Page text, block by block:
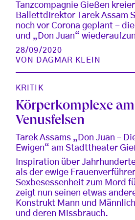
Tanzcompagnie Gießen
Ballettdirektor Tarek Assam
noch vor Corona geplant -
und „Don Juan“
28/09/2020
VON
DAGMAR KLEIN
KRITIK
Körperkomplexe am
Venusfelsen
Tarek Assams „Don Juan –
Ewigen“ am Stadttheater
Inspiration über
als der ewige
Sexbesessenheit zum Mord
zeigt nun seinen etwas
Konstrukt Mann und
und deren Missbrauch.